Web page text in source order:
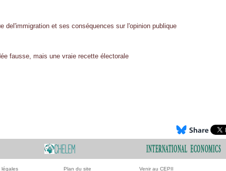
del'immigration et ses conséquences sur l'opinion publique
fausse, mais une vraie recette électorale
légales Plan du site Venir au CEPII